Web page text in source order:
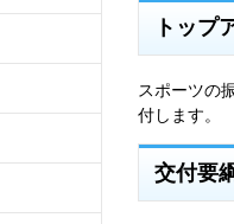
トップ
スポーツの
付します。
交付要